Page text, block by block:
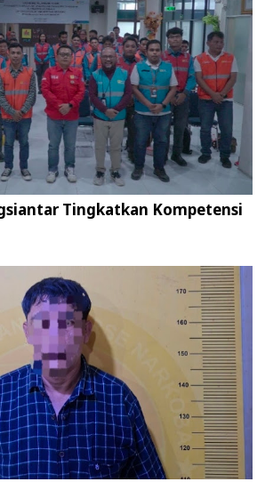
Tingkatkan Kompetensi